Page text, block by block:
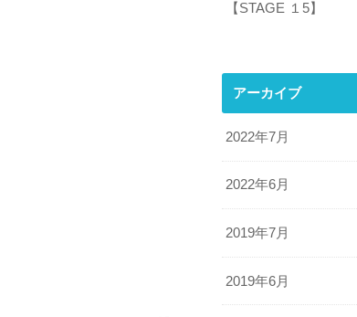
【STAGE １5】
アーカイブ
2022年7月
2022年6月
2019年7月
2019年6月